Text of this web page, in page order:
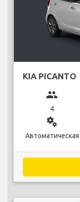
KIA PICANTO
group
4
miscellaneous_services
Автоматическая